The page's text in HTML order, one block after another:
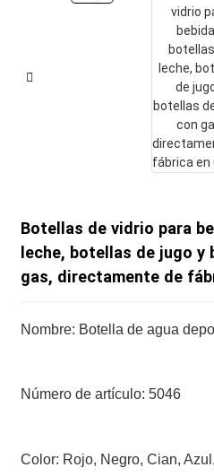
Botellas de vidrio para
leche, botellas de jugo y
gas, directamente de
Nombre: Botella de agua
Número de artículo: 5046
Color: Rojo, Negro, Cian,